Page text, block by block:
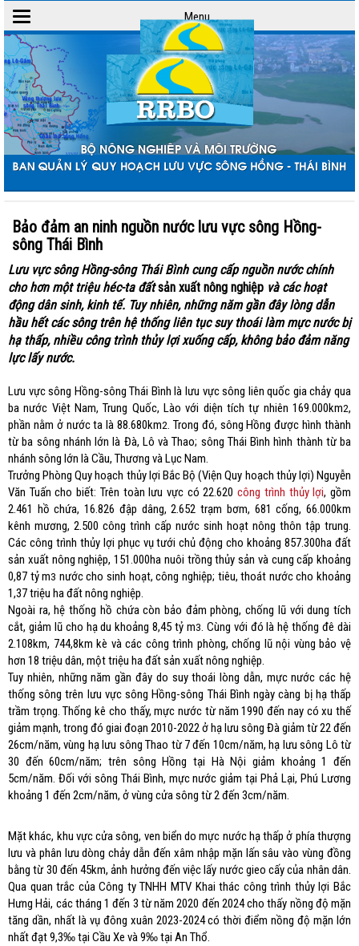
Toggle
navigation
Menu
Bảo đảm an ninh nguồn nước lưu vực sông Hồng-
sông Thái Bình
Lưu vực sông Hồng-sông Thái Bình cung cấp nguồn nước chính
cho hơn một triệu héc-ta đấtsản xuất nông nghiệp và các hoạt
động dân sinh, kinh tế. Tuy nhiên, những năm gần đây lòng dẫn
hầu hết các sông trên hệ thống liên tục suy thoái làm mực nước bị
hạ thấp, nhiều công trình thủy lợi xuống cấp, không bảo đảm năng
lực lấy nước.
Lưu vực sông Hồng-sông Thái Bình là lưu vực sông liên quốc gia chảy qua
ba nước Việt Nam, Trung Quốc, Lào với diện tích tự nhiên 169.000km2,
phần nằm ở nước ta là 88.680km2. Trong đó, sông Hồng được hình thành
từ ba sông nhánh lớn là Đà, Lô và Thao; sông Thái Bình hình thành từ ba
nhánh sông lớn là Cầu, Thương và Lục Nam.
Trưởng Phòng Quy hoạch thủy lợi Bắc Bộ (Viện Quy hoạch thủy lợi) Nguyễn
Văn Tuấn cho biết: Trên toàn lưu vực có 22.620công trình thủy lợi, gồm
2.461 hồ chứa, 16.826 đập dâng, 2.652 trạm bơm, 681 cống, 66.000km
kênh mương, 2.500 công trình cấp nước sinh hoạt nông thôn tập trung.
Các công trình thủy lợi phục vụ tưới chủ động cho khoảng 857.300ha đất
sản xuất nông nghiệp, 151.000ha nuôi trồng thủy sản và cung cấp khoảng
0,87 tỷ m3 nước cho sinh hoạt, công nghiệp; tiêu, thoát nước cho khoảng
1,37 triệu ha đất nông nghiệp.
Ngoài ra, hệ thống hồ chứa còn bảo đảm phòng, chống lũ với dung tích
cắt, giảm lũ cho hạ du khoảng 8,45 tỷ m3. Cùng với đó là hệ thống đê dài
2.108km, 744,8km kè và các công trình phòng, chống lũ nội vùng bảo vệ
hơn 18 triệu dân, một triệu ha đất sản xuất nông nghiệp.
Tuy nhiên, những năm gần đây do suy thoái lòng dẫn, mực nước các hệ
thống sông trên lưu vực sông Hồng-sông Thái Bình ngày càng bị hạ thấp
trầm trọng. Thống kê cho thấy, mực nước từ năm 1990 đến nay có xu thế
giảm mạnh, trong đó giai đoạn 2010-2022 ở hạ lưu sông Đà giảm từ 22 đến
26cm/năm, vùng hạ lưu sông Thao từ 7 đến 10cm/năm, hạ lưu sông Lô từ
30 đến 60cm/năm; trên sông Hồng tại Hà Nội giảm khoảng 1 đến
5cm/năm. Đối với sông Thái Bình, mực nước giảm tại Phả Lại, Phú Lương
khoảng 1 đến 2cm/năm, ở vùng cửa sông từ 2 đến 3cm/năm.
Mặt khác, khu vực cửa sông, ven biển do mực nước hạ thấp ở phía thượng
lưu và phân lưu dòng chảy dẫn đến xâm nhập mặn lấn sâu vào vùng đồng
bằng từ 30 đến 45km, ảnh hưởng đến việc lấy nước gieo cấy của nhân dân.
Qua quan trắc của Công ty TNHH MTV Khai thác công trình thủy lợi Bắc
Hưng Hải, các tháng 1 đến 3 từ năm 2020 đến 2024 cho thấy nồng độ mặn
tăng dần, nhất là vụ đông xuân 2023-2024 có thời điểm nồng độ mặn lớn
nhất đạt 9,3‰ tại Cầu Xe và 9‰ tại An Thổ.